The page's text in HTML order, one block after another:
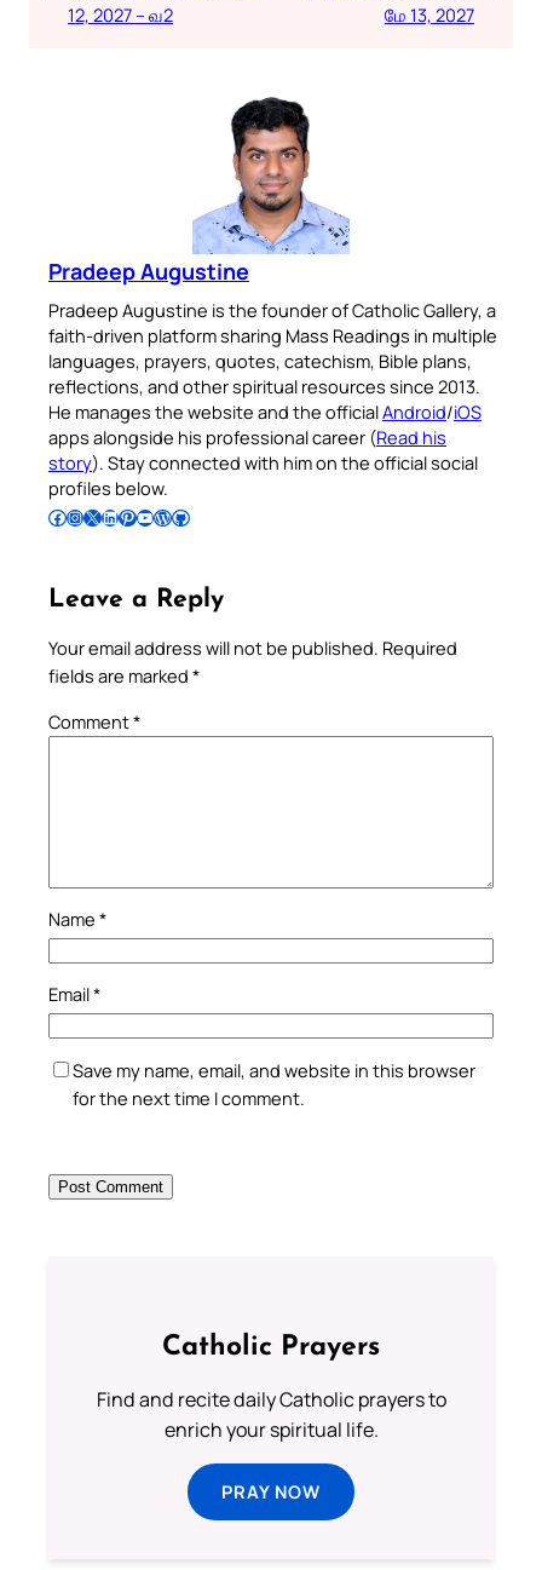
12, 2027 – வ2
மே 13, 2027
Pradeep Augustine
Pradeep Augustine is the founder of Catholic Gallery, a
faith-driven platform sharing Mass Readings in multiple
languages, prayers, quotes, catechism, Bible plans,
reflections, and other spiritual resources since 2013.
He manages the website and the officialAndroid/iOS
apps alongside his professional career (Read his
story). Stay connected with him on the official social
profiles below.
Follow Pradeep on Facebook Follow Pradeep on InstagramFollow Pradeep on X Follow Pradeep on LinkedIn Follow Pradeep on Pinterest Subscribe to Pradeep’s Youtube Channel Follow Pradeep on WordPress Follow Pradeep on GitHub
Leave a Reply
Your email address will not be published. Required
fields are marked *
Comment*
Name *
Email*
Save my name, email, and website in this browser
for the next time I comment.
Catholic Prayers
Find and recite daily Catholic prayers to
enrich your spiritual life.
PRAY NOW